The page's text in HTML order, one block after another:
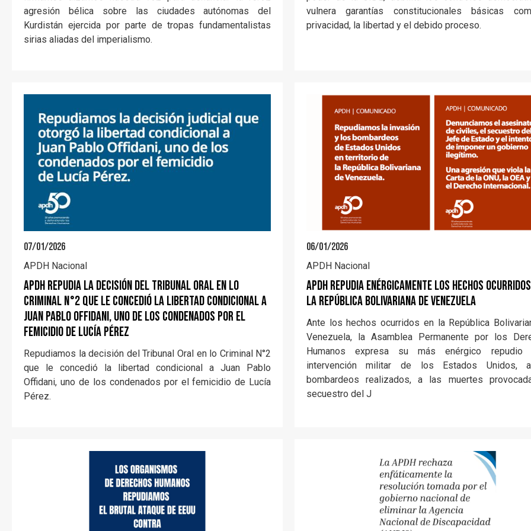
agresión bélica sobre las ciudades autónomas del
Kurdistán ejercida por parte de tropas fundamentalistas
sirias aliadas del imperialismo.
vulnera garantías constitucionales básicas
privacidad, la libertad y el debido proceso.
07/01/2026
APDH Nacional
APDH repudia la decisión del Tribunal Oral en lo
Criminal N°2 que le concedió la libertad condicional a
Juan Pablo Offidani, uno de los condenados por el
femicidio de Lucía Pérez
Repudiamos la decisión del Tribunal Oral en lo Criminal N°2
que le concedió la libertad condicional a Juan Pablo
Offidani, uno de los condenados por el femicidio de Lucía
Pérez.
06/01/2026
APDH Nacional
APDH repudia enérgicamente los hechos
la República Bolivariana de Venezuela
Ante los hechos ocurridos en la República
Venezuela, la Asamblea Permanente por los
Humanos expresa su más enérgico
intervención militar de los Estados Unidos,
bombardeos realizados, a las muertes
secuestro del J